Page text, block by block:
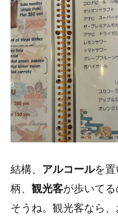
結構、 アルコールを置
柄、 観光客が歩いて
そうね。観光客なら、